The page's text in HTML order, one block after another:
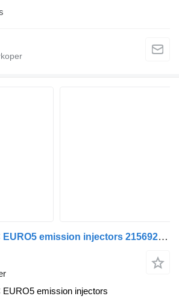
Volvo FH13, D13C EURO5 emission injectors 21569200, 21340616, 21371679 VOLVO verstuiver voor Volvo VOLVO FH13, D13C EURO5 emission injectors 21569200, 21340616, 21371679, 21371679, 85003268, 85145074, 21652515, 85013274, 85019274, 85013271, 85019271, D13C460, D13C500, D13C540, D13C440, D13C480, D13C520, D13C380, D13C420, 21028880, 21644598, 2108884, 21644596, 20972223, 21371674, 21340613, 85003265, 85009265, 20584347, 21340616, 21371679, 85003268, 85009268, 20584348, 20972222, 21371675, 21174444, 21644603, 21569191, 21509881, 21582101, 21028880, 21028884, 21644602, 21644598, 85003949, 21644596, 85003948, 21174444, 21644603, 21569191, 21509881, 21569200, 85013271, 85019271, 21569191, 21340616, 21340616, 21371679, 21371679, 85003268, 85145074, 21652515, 85013274, 85019274 trekker
emission injectors